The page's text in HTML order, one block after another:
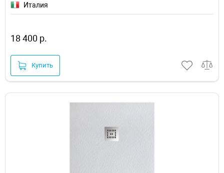
Италия
18 400 р.
Купить